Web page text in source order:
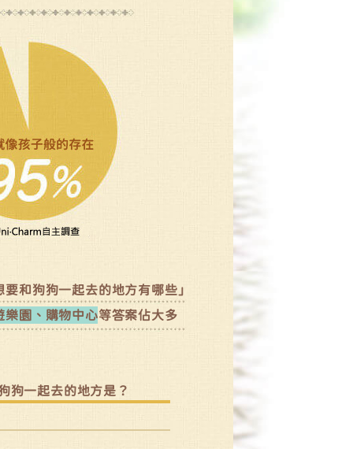
和狗狗一起去的地方有哪些」
樂園、購物中心等答案佔大多
狗一起去的地方是？